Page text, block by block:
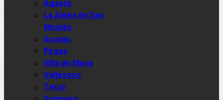
Agaete
La Aldea de San
Nicolás
Arucas
Firgas
Villa de Moya
Valleseco
Teror